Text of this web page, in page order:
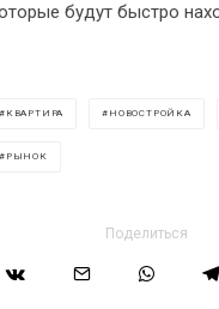
будут быстро
КВАРТИРА НОВОСТРОЙКА
РЫНОК
Поделиться